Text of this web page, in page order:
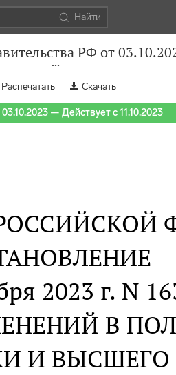
Найти
РФ от
Распечатать Скачать
— Действует с 11.10.2023
2023 г. N
В
И